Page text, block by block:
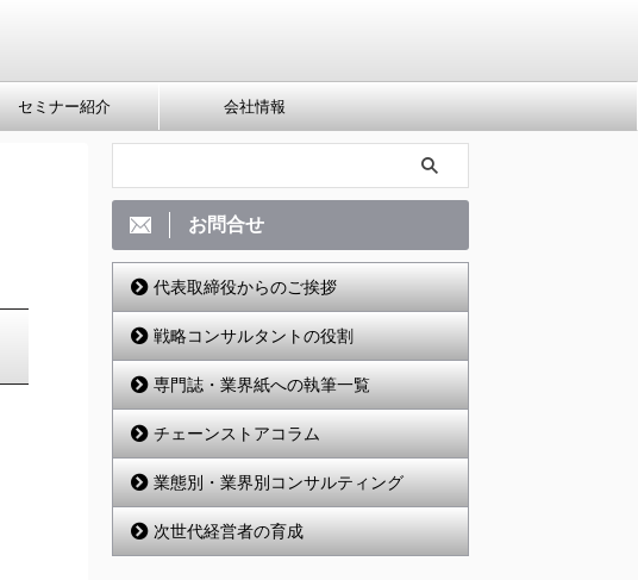
セミナー紹介 会社情報
お問合せ
代表取締役からのご挨拶
戦略コンサルタントの役割
専門誌・業界紙への執筆一覧
チェーンストアコラム
業態別・業界別コンサルティング
次世代経営者の育成